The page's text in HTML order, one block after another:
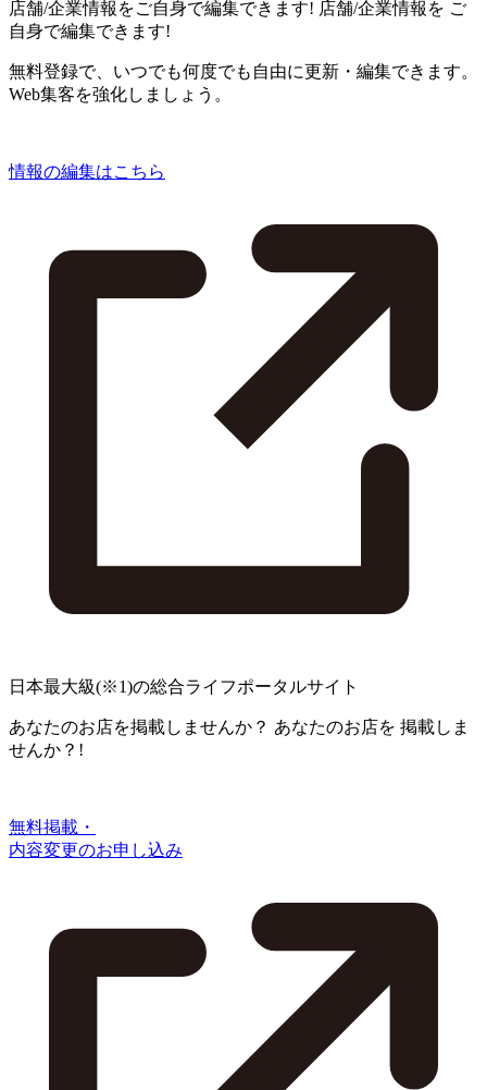
店舗/企業情報をご自身で編集できます! 店舗/企業情報を ご
自身で編集できます!
無料登録で、いつでも何度でも自由に更新・編集できます。
Web集客を強化しましょう。
情報の編集はこちら
日本最大級(※1)の総合ライフポータルサイト
あなたのお店を掲載しませんか？ あなたのお店を 掲載しま
せんか？!
無料掲載・
内容変更のお申し込み